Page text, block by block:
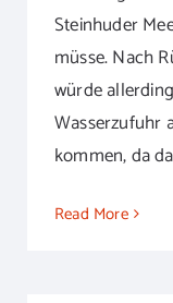
Steinhuder
müsse. Nach
würde
Wasserzufuhr
kommen, da
Read More